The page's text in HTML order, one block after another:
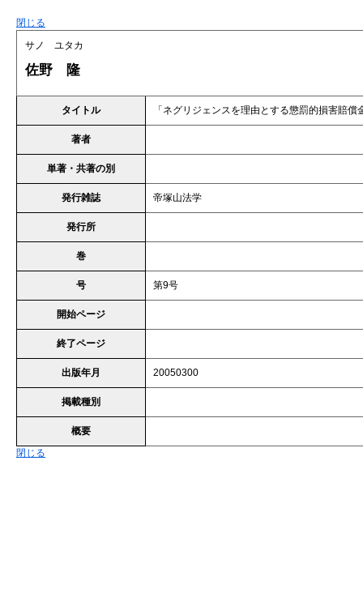
閉じる
サノ ユタカ
佐野 隆
タイトル 「ネグリジェンスを理由とする懲罰的損害賠
著者
単著・共著の別
発行雑誌 帝塚山法学
発行所
巻
号 第9号
開始ページ
終了ページ
出版年月 20050300
掲載種別
概要
閉じる